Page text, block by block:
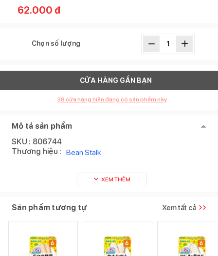
62.000 đ
Chọn số lượng
CỬA HÀNG GẦN BẠN
38 cửa hàng hiện đang có sản phẩm này
Mô tả sản phẩm
SKU : 806744
Thương hiệu : Bean Stalk
XEM THÊM
Sản phẩm tương tự Xem tất cả